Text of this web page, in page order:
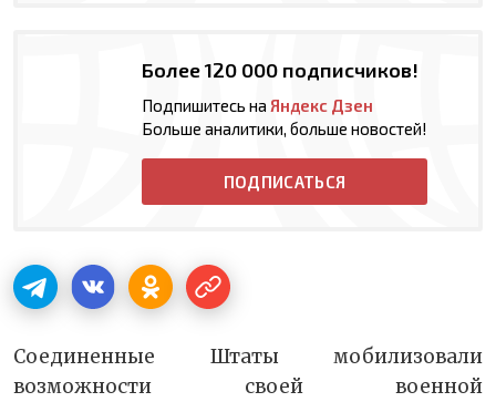
Более 120 000 подписчиков!
Подпишитесь на Яндекс Дзен
Больше аналитики, больше новостей!
ПОДПИСАТЬСЯ
Соединенные Штаты мобилизовали
возможности своей военной